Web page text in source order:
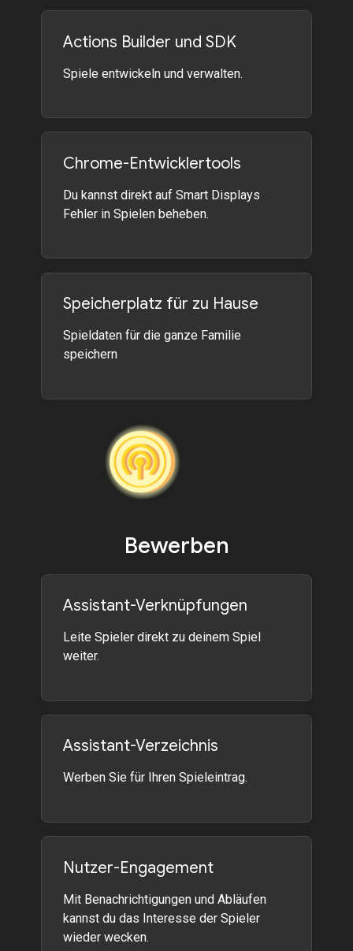
Actions Builder und SDK
Spiele entwickeln und verwalten.
Chrome-Entwicklertools
Du kannst direkt auf Smart Displays
Fehler in Spielen beheben.
Speicherplatz für zu Hause
Spieldaten für die ganze Familie
speichern
Bewerben
Assistant-Verknüpfungen
Leite Spieler direkt zu deinem Spiel
weiter.
Assistant-Verzeichnis
Werben Sie für Ihren Spieleintrag.
Nutzer-Engagement
Mit Benachrichtigungen und Abläufen
kannst du das Interesse der Spieler
wieder wecken.